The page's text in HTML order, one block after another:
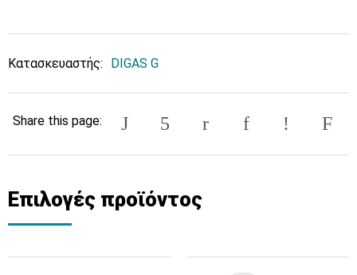
Κατασκευαστής: DIGAS G
Share this page:
Επιλογές προϊόντος